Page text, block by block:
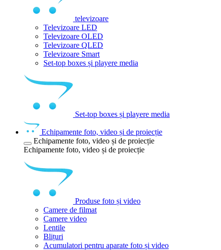
televizoare
Televizoare LED
Televizoare OLED
Televizoare QLED
Televizoare Smart
Set-top boxes și playere media
Set-top boxes și playere media
Echipamente foto, video și de proiecție
Echipamente foto, video și de proiecție
Echipamente foto, video și de proiecție
Produse foto și video
Camere de filmat
Camere video
Lentile
Blițuri
Acumulatori pentru aparate foto și video